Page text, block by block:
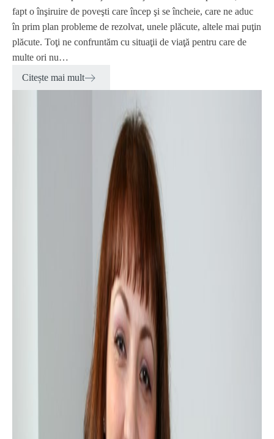
fapt o înşiruire de poveşti care încep şi se încheie, care ne aduc
în prim plan probleme de rezolvat, unele plăcute, altele mai puţin
plăcute. Toţi ne confruntăm cu situaţii de viaţă pentru care de
multe ori nu…
Citește mai mult